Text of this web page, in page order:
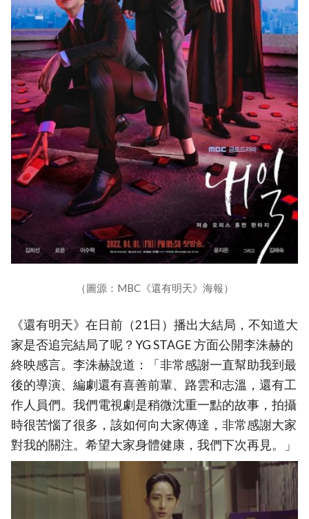
（圖源：MBC《還有明天》海報）
《還有明天》在日前（21日）播出大結局，不知道大
家是否追完結局了呢？YG STAGE 方面公開李洙赫的
終映感言。李洙赫說道：「非常感謝一直幫助我到最
後的導演、編劇還有喜善前輩、路雲和志溫，還有工
作人員們。我們電視劇是稍微沈重一點的故事，拍攝
時很苦惱了很多，該如何向大家傳達，非常感謝大家
對我的關注。希望大家身體健康，我們下次再見。」